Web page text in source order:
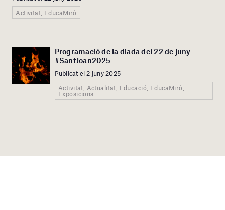
Activitat, EducaMiró
Programació de la diada del 22 de juny
#SantJoan2025
Publicat el 2 juny 2025
Activitat, Actualitat, Educació, EducaMiró,
Exposicions